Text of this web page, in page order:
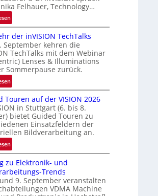
Felhauer, Technology…
:
U
n
b
e
g
r
e
z
t
e
M
ö
g
l
i
c
h
der inVISION TechTalks
September kehren die
TechTalks mit dem Webinar
Lenses & Illuminations
Sommerpause zurück.
:
R
ü
c
k
k
e
h
d
e
r
Touren auf der VISION 2026
in Stuttgart (6. bis 8.
bietet Guided Touren zu
Einsatzfeldern der
Bildverarbeitung an.
:
G
u
i
d
e
zu Elektronik- und
Trends
9. September veranstalten
VDMA Machine